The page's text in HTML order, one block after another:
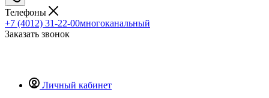
Телефоны
+7 (4012) 31-22-00многоканальный
Заказать звонок
Личный кабинет